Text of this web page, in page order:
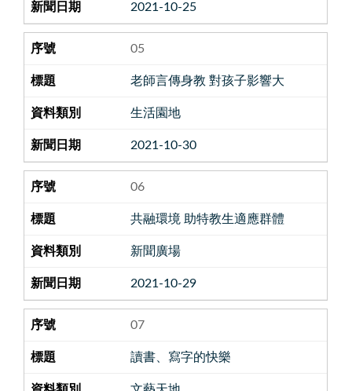
2021-10-25
05
老師言傳身教 對孩子影響大
生活園地
2021-10-30
06
共融環境 助特教生適應群體
新聞廣場
2021-10-29
07
讀書、寫字的快樂